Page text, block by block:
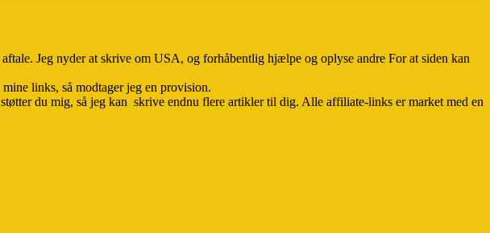
Jeg nyder at skrive om USA, og forhåbentlig hjælpe og oplyse andre For at siden kan
links, så modtager jeg en provision.
du mig, så jeg kan skrive endnu flere artikler til dig. Alle affiliate-links er market med en